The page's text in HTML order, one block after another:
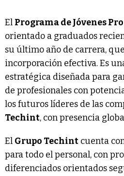
El Programa de Jóvenes
orientado a graduados
su último año de carrera,
incorporación efectiva. Es
estratégica diseñada para
de profesionales con
los futuros líderes de las
Techint, con presencia
El Grupo Techint cuenta
para todo el personal, con
diferenciados orientados